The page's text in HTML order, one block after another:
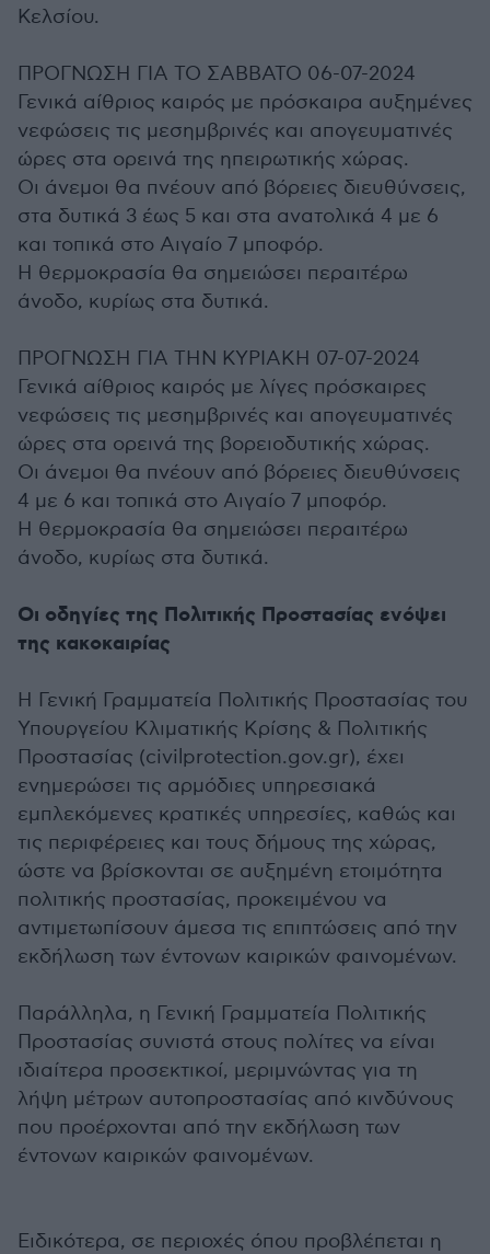
Κελσίου.
ΠΡΟΓΝΩΣΗ ΓΙΑ ΤΟ ΣΑΒΒΑΤΟ 06-07-2024
Γενικά αίθριος καιρός με πρόσκαιρα αυξημένες
νεφώσεις τις μεσημβρινές και απογευματινές
ώρες στα ορεινά της ηπειρωτικής χώρας.
Οι άνεμοι θα πνέουν από βόρειες διευθύνσεις,
στα δυτικά 3 έως 5 και στα ανατολικά 4 με 6
και τοπικά στο Αιγαίο 7 μποφόρ.
Η θερμοκρασία θα σημειώσει περαιτέρω
άνοδο, κυρίως στα δυτικά.
ΠΡΟΓΝΩΣΗ ΓΙΑ ΤΗΝ ΚΥΡΙΑΚΗ 07-07-2024
Γενικά αίθριος καιρός με λίγες πρόσκαιρες
νεφώσεις τις μεσημβρινές και απογευματινές
ώρες στα ορεινά της βορειοδυτικής χώρας.
Οι άνεμοι θα πνέουν από βόρειες διευθύνσεις
4 με 6 και τοπικά στο Αιγαίο 7 μποφόρ.
Η θερμοκρασία θα σημειώσει περαιτέρω
άνοδο, κυρίως στα δυτικά.
Οι οδηγίες της Πολιτικής Προστασίας ενόψει
της κακοκαιρίας
Η Γενική Γραμματεία Πολιτικής Προστασίας του
Υπουργείου Κλιματικής Κρίσης & Πολιτικής
Προστασίας (civilprotection.gov.gr), έχει
ενημερώσει τις αρμόδιες υπηρεσιακά
εμπλεκόμενες κρατικές υπηρεσίες, καθώς και
τις περιφέρειες και τους δήμους της χώρας,
ώστε να βρίσκονται σε αυξημένη ετοιμότητα
πολιτικής προστασίας, προκειμένου να
αντιμετωπίσουν άμεσα τις επιπτώσεις από την
εκδήλωση των έντονων καιρικών φαινομένων.
Παράλληλα, η Γενική Γραμματεία Πολιτικής
Προστασίας συνιστά στους πολίτες να είναι
ιδιαίτερα προσεκτικοί, μεριμνώντας για τη
λήψη μέτρων αυτοπροστασίας από κινδύνους
που προέρχονται από την εκδήλωση των
έντονων καιρικών φαινομένων.
Ειδικότερα, σε περιοχές όπου προβλέπεται η